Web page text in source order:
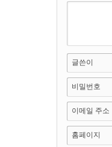
글쓴이
비밀번호
이메일 주소
홈페이지